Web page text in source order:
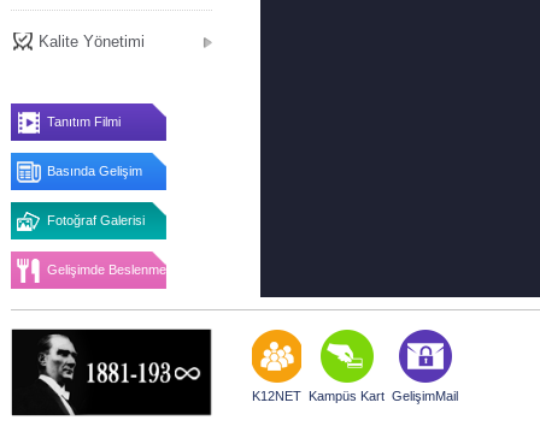
Kalite Yönetimi
Tanıtım Filmi
Basında Gelişim
Fotoğraf Galerisi
Gelişimde Beslenme
K12NET Kampüs Kart GelişimMail